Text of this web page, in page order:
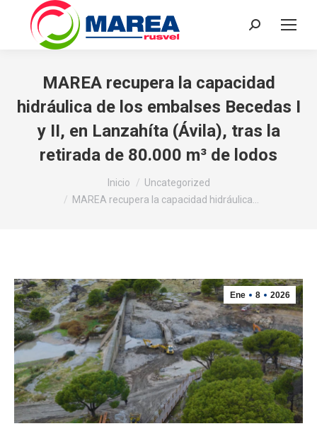
Buscar:
MAREA recupera la capacidad
hidráulica de los embalses Becedas I
y II, en Lanzahíta (Ávila), tras la
retirada de 80.000 m³ de lodos
Inicio
Uncategorized
MAREA recupera la capacidad hidráulica…
Ene 8 2026